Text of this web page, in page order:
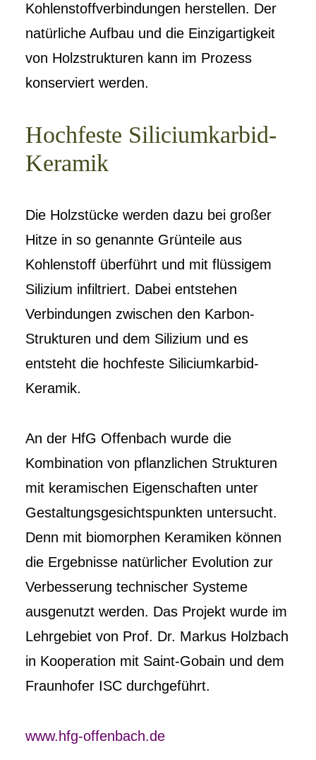
Kohlenstoffverbindungen herstellen. Der
natürliche Aufbau und die Einzigartigkeit
von Holzstrukturen kann im Prozess
konserviert werden.
Hochfeste Siliciumkarbid-
Keramik
Die Holzstücke werden dazu bei großer
Hitze in so genannte Grünteile aus
Kohlenstoff überführt und mit flüssigem
Silizium infiltriert. Dabei entstehen
Verbindungen zwischen den Karbon-
Strukturen und dem Silizium und es
entsteht die hochfeste Siliciumkarbid-
Keramik.
An der HfG Offenbach wurde die
Kombination von pflanzlichen Strukturen
mit keramischen Eigenschaften unter
Gestaltungsgesichtspunkten untersucht.
Denn mit biomorphen Keramiken können
die Ergebnisse natürlicher Evolution zur
Verbesserung technischer Systeme
ausgenutzt werden. Das Projekt wurde im
Lehrgebiet von Prof. Dr. Markus Holzbach
in Kooperation mit Saint-Gobain und dem
Fraunhofer ISC durchgeführt.
www.hfg-offenbach.de